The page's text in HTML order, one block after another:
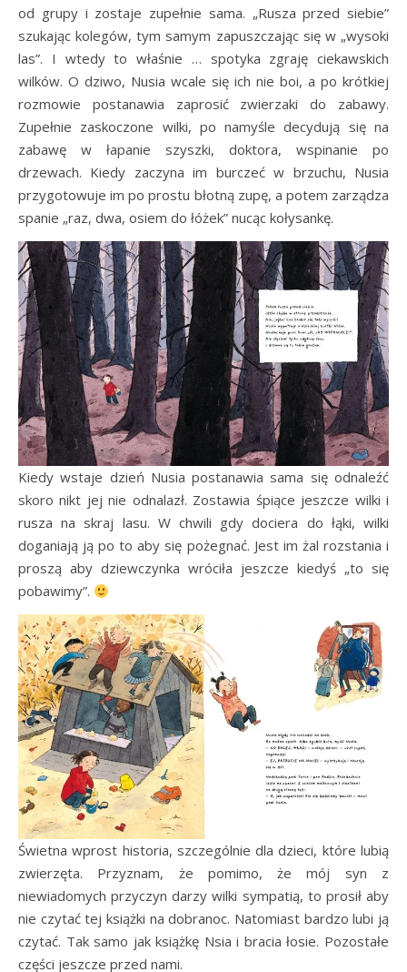
od grupy i zostaje zupełnie sama. „Rusza przed siebie”
szukając kolegów, tym samym zapuszczając się w „wysoki
las”. I wtedy to właśnie … spotyka zgraję ciekawskich
wilków. O dziwo, Nusia wcale się ich nie boi, a po krótkiej
rozmowie postanawia zaprosić zwierzaki do zabawy.
Zupełnie zaskoczone wilki, po namyśle decydują się na
zabawę w łapanie szyszki, doktora, wspinanie po
drzewach. Kiedy zaczyna im burczeć w brzuchu, Nusia
przygotowuje im po prostu błotną zupę, a potem zarządza
spanie „raz, dwa, osiem do łóżek” nucąc kołysankę.
Kiedy wstaje dzień Nusia postanawia sama się odnaleźć
skoro nikt jej nie odnalazł. Zostawia śpiące jeszcze wilki i
rusza na skraj lasu. W chwili gdy dociera do łąki, wilki
doganiają ją po to aby się pożegnać. Jest im żal rozstania i
proszą aby dziewczynka wróciła jeszcze kiedyś „to się
pobawimy”.
Świetna wprost historia, szczególnie dla dzieci, które lubią
zwierzęta. Przyznam, że pomimo, że mój syn z
niewiadomych przyczyn darzy wilki sympatią, to prosił aby
nie czytać tej książki na dobranoc. Natomiast bardzo lubi ją
czytać. Tak samo jak książkę Nsia i bracia łosie. Pozostałe
części jeszcze przed nami.